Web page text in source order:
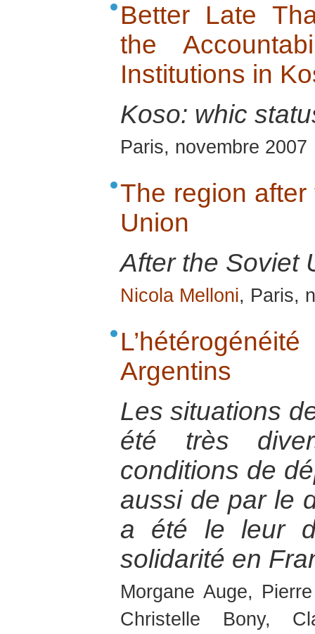
Better Late
the
Institutions in
Koso: whic
Paris, novembre 2007
The region
Union
After the Soviet
Nicola Melloni, Paris,
Argentins
Les situations
été très
conditions de
aussi de par le
a été le leur
solidarité en
Morgane Auge,
Christelle Bony,